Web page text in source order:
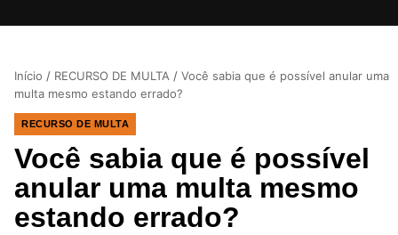
Início / RECURSO DE MULTA / Você sabia que é possível anular uma
multa mesmo estando errado?
RECURSO DE MULTA
Você sabia que é possível
anular uma multa mesmo
estando errado?